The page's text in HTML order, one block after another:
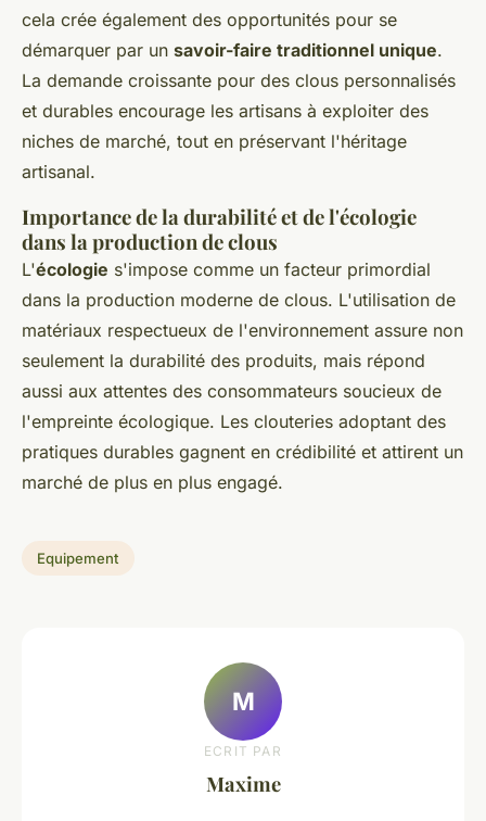
cela crée également des opportunités pour se
démarquer par un savoir-faire traditionnel unique.
La demande croissante pour des clous personnalisés
et durables encourage les artisans à exploiter des
niches de marché, tout en préservant l'héritage
artisanal.
Importance de la durabilité et de l'écologie
dans la production de clous
L'écologie s'impose comme un facteur primordial
dans la production moderne de clous. L'utilisation de
matériaux respectueux de l'environnement assure non
seulement la durabilité des produits, mais répond
aussi aux attentes des consommateurs soucieux de
l'empreinte écologique. Les clouteries adoptant des
pratiques durables gagnent en crédibilité et attirent un
marché de plus en plus engagé.
Equipement
M
ECRIT PAR
Maxime